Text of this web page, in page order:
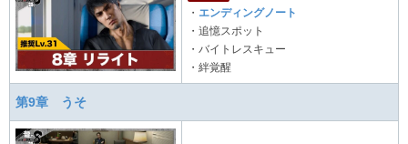
・ エンディングノート
・追憶スポット
・バイトレスキュー
・絆覚醒
第9章 うそ